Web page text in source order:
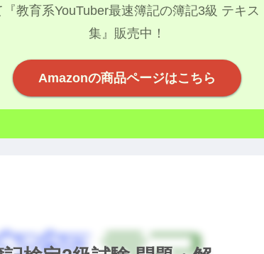
教育系YouTuber最速簿記の簿記3級 テキ
集』販売中！
Amazonの商品ページはこちら